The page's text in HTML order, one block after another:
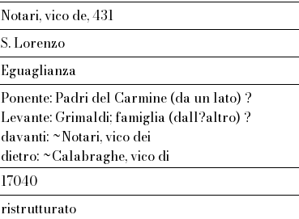
Notari, vico de, 431
S. Lorenzo
Eguaglianza
Ponente: Padri del Carmine (da un lato) ?
Levante: Grimaldi; famiglia (dall?altro) ?
davanti: ~Notari, vico dei
dietro: ~Calabraghe, vico di
17040
ristrutturato